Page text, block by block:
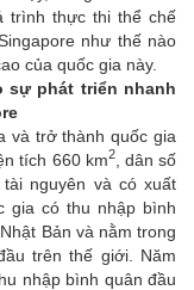
trình thực thi thể chế
như thế nào
của quốc gia này.
sự phát triển nhanh
và trở thành quốc gia
tích 660 km2, dân số
tài nguyên và có xuất
gia có thu nhập bình
Bản và nằm trong
trên thế giới. Năm
nhập bình quân đầu